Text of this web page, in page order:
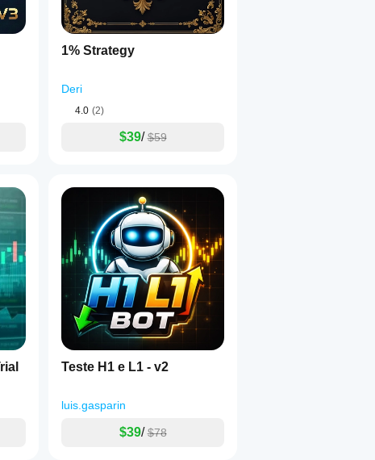
1% Strategy
Deri
4.0 (2)
$39/ $59
Teste H1 e L1 - v2
luis.gasparin
$39/ $78